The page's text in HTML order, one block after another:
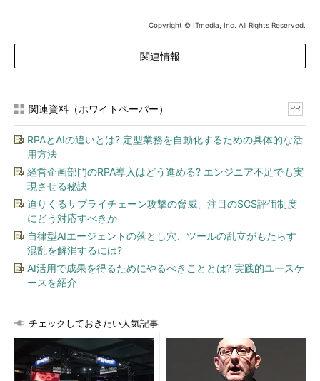
2590万円
サーバ
Toshiba FlexSilver/NX 4P40C
Intel Xeon E7-4870（1024GB
ージ
6606（6.6TB）
日本HP
SQL Server SSD Appliance by HP
価格
1837万5000円
サーバ
Xeon E7-4870（1024 GB RAM）
ージ
HP VMA3205（5TB）
日本ユニシ
ス
SQL Server SSD Appliance by Nihon
Unisys
価格
3045万円
ージ
SQL Server SSD Applianceの各社ラインアップ。一部キャ
ンペーン価格のものがある 各製品の価格はSQL Server
2012 Enterpriseのライセンス価格は含まない
Copyright © ITmedia, Inc. All Rights Reserved.
関連情報
関連資料（ホワイトペーパー） PR
RPAとAIの違いとは? 定型業務を自動化するための具体的な活
用方法
経営企画部門のRPA導入はどう進める? エンジニア不足でも実
現させる秘訣
迫りくるサプライチェーン攻撃の脅威、注目のSCS評価制度
にどう対応すべきか
自律型AIエージェントの落とし穴、ツールの乱立がもたらす
混乱を解消するには?
AI活用で成果を得るためにやるべきこととは? 実践的ユースケ
ースを紹介
チェックしておきたい人気記事